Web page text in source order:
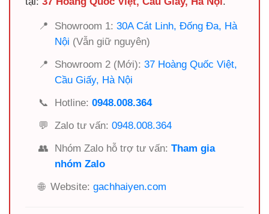
📍 Showroom 1: 30A Cát Linh, Đống Đa, Hà
Nội (Vẫn giữ nguyên)
📍
Showroom 2 (Mới): 37 Hoàng Quốc Việt,
Cầu Giấy, Hà Nội
📞
Hotline: 0948.008.364
💬
Zalo tư vấn: 0948.008.364
👥
Nhóm Zalo hỗ trợ tư vấn: Tham gia
nhóm Zalo
🌐 Website: gachhaiyen.com